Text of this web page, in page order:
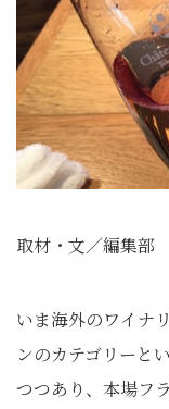
取材・文／編集部
いま海外のワイナ
ンのカテゴリーと
つつあり、本場フ